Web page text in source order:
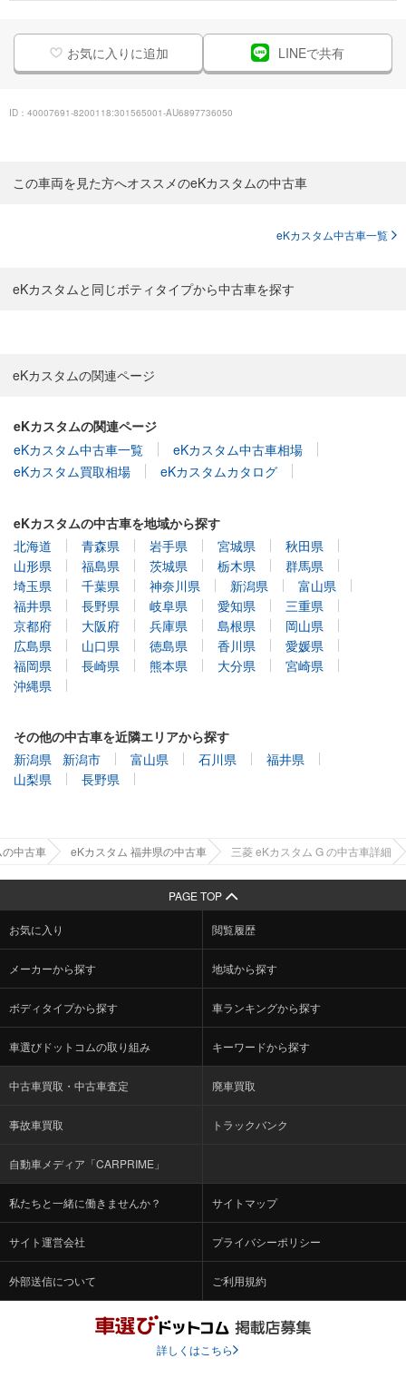
お気に入りに追加 LINEで共有
ID：40007691-8200118:301565001-AU6897736050
この車両を見た方へオススメのeKカスタムの中古車
eKカスタム中古車一覧
eKカスタムと同じボティタイプから中古車を探す
eKカスタムの関連ページ
eKカスタムの関連ページ
eKカスタム中古車一覧
eKカスタム中古車相場
eKカスタム買取相場
eKカスタムカタログ
eKカスタムの中古車を地域から探す
北海道
青森県 岩手県 宮城県
秋田県
山形県
福島県 茨城県 栃木県
群馬県
埼玉県
千葉県 神奈川県 新潟県
富山県
福井県
長野県 岐阜県 愛知県
三重県
京都府
大阪府 兵庫県 島根県
岡山県
広島県
山口県 徳島県 香川県
愛媛県
福岡県
長崎県 熊本県 大分県
宮崎県
沖縄県
その他の中古車を近隣エリアから探す
新潟県
新潟市 富山県 石川県
福井県
山梨県
長野県
中古車 eKカスタム 福井県の中古車 三菱 eKカスタム G の中古車詳細
PAGE TOP
お気に入り 閲覧履歴
メーカーから探す 地域から探す
ボディタイプから探す 車ランキングから探す
車選びドットコムの取り組み キーワードから探す
中古車買取・中古車査定 廃車買取
事故車買取 トラックバンク
自動車メディア「CARPRIME」
私たちと一緒に働きませんか？ サイトマップ
サイト運営会社 プライバシーポリシー
外部送信について ご利用規約
詳しくはこちら